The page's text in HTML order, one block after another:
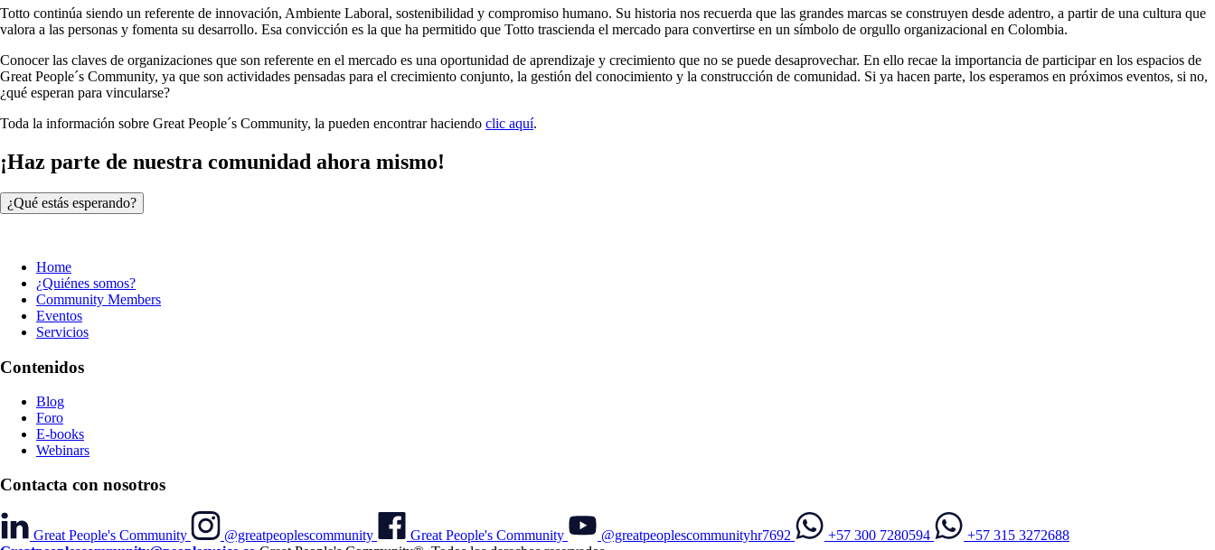
Totto continúa siendo un referente de innovación, Ambiente Laboral, sostenibilidad y compromiso humano. Su historia nos recuerda que las grandes marcas se construyen desde adentro, a partir de una cultura que
valora a las personas y fomenta su desarrollo. Esa convicción es la que ha permitido que Totto trascienda el mercado para convertirse en un símbolo de orgullo organizacional en Colombia.
Conocer las claves de organizaciones que son referente en el mercado es una oportunidad de aprendizaje y crecimiento que no se puede desaprovechar. En ello recae la importancia de participar en los espacios de
Great People´s Community, ya que son actividades pensadas para el crecimiento conjunto, la gestión del conocimiento y la construcción de comunidad. Si ya hacen parte, los esperamos en próximos eventos, si no,
¿qué esperan para vincularse?
Toda la información sobre Great People´s Community, la pueden encontrar haciendo clic aquí.
¡Haz parte de nuestra comunidad ahora mismo!
¿Qué estás esperando?
Home
¿Quiénes somos?
Community Members
Eventos
Servicios
Contenidos
Blog
Foro
E-books
Webinars
Contacta con nosotros
Great People's Community @greatpeoplescommunity Great People's Community @greatpeoplescommunityhr7692 +57 300 7280594
+57 315 3272688